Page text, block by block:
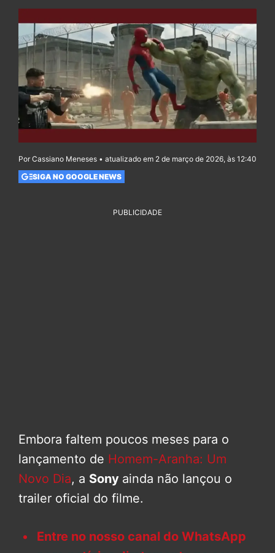
Por Cassiano Meneses • atualizado em 2 de março de 2026, às 12:40
SIGA NO GOOGLE NEWS
PUBLICIDADE
Embora faltem poucos meses para o
lançamento de Homem-Aranha: Um
Novo Dia, a Sony ainda não lançou o
trailer oficial do filme.
Entre no nosso canal do WhatsApp